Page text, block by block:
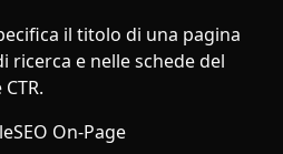
il titolo di una pagina
ricerca e nelle schede del
SEO On-Page